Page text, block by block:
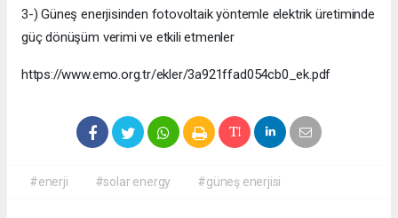
3-) Güneş enerjisinden fotovoltaik yöntemle elektrik üretiminde
güç dönüşüm verimi ve etkili etmenler
https://www.emo.org.tr/ekler/3a921ffad054cb0_ek.pdf
#enerji #solar energy #güneş enerjisi